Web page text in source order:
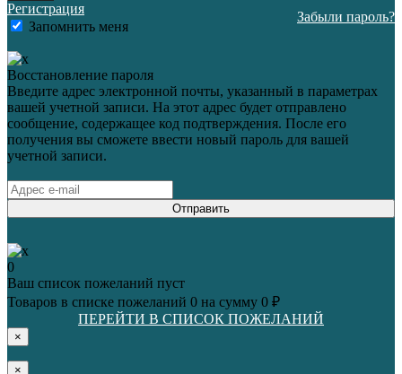
Регистрация
Запомнить меня
Забыли пароль?
Восстановление пароля
Введите адрес электронной почты, указанный в параметрах
вашей учетной записи. На этот адрес будет отправлено
сообщение, содержащее код подтверждения. После его
получения вы сможете ввести новый пароль для вашей
учетной записи.
Отправить
0
Ваш список пожеланий пуст
Товаров в списке пожеланий 0 на сумму 0 ₽
ПЕРЕЙТИ В СПИСОК ПОЖЕЛАНИЙ
×
×